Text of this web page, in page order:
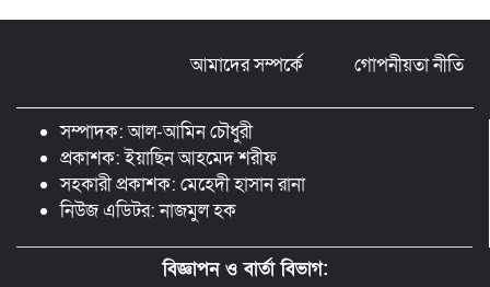
মাদকবিরোধী ক্যাম্পেইন
ফয়জুন্নেসা চৌধুরানী স্বর্ণপদক’ পেলেন কবি
এম. আব্দুল কাইয়ুম
আমাদের সম্পর্কে গোপনীয়তা নীতি
সম্পাদক: আল-আমিন চৌধুরী
প্রকাশক: ইয়াছিন আহমেদ শরীফ
সহকারী প্রকাশক: মেহেদী হাসান রানা
নিউজ এডিটর: নাজমুল হক
বিজ্ঞাপন ও বার্তা বিভাগ: